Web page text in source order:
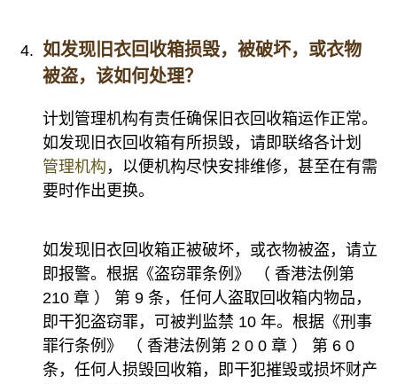
如发现旧衣回收箱损毁，被破坏，或衣物
被盗，该如何处理？
计划管理机构有责任确保旧衣回收箱运作正常。
如发现旧衣回收箱有所损毁，请即联络各计划
管理机构 ，以便机构尽快安排维修，甚至在有需
要时作出更换。
如发现旧衣回收箱正被破坏，或衣物被盗，请立
即报警。根据《盗窃罪条例》 （ 香港法例第
210 章 ） 第 9 条，任何人盗取回收箱内物品，
即干犯盗窃罪，可被判监禁 10 年。根据《刑事
罪行条例》 （ 香港法例第 2 0 0 章 ） 第 6 0
条，任何人损毁回收箱，即干犯摧毁或损坏财产